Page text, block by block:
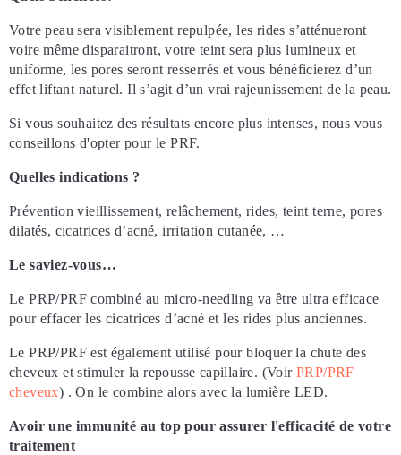
Votre peau sera visiblement repulpée, les rides s’atténueront
voire même disparaitront, votre teint sera plus lumineux et
uniforme, les pores seront resserrés et vous bénéficierez d’un
effet liftant naturel. Il s’agit d’un vrai rajeunissement de la peau.
Si vous souhaitez des résultats encore plus intenses, nous vous
conseillons d'opter pour le PRF.
Quelles indications ?
Prévention vieillissement, relâchement, rides, teint terne, pores
dilatés, cicatrices d’acné, irritation cutanée, …
Le saviez-vous…
Le PRP/PRF combiné au micro-needling va être ultra efficace
pour effacer les cicatrices d’acné et les rides plus anciennes.
Le PRP/PRF est également utilisé pour bloquer la chute des
cheveux et stimuler la repousse capillaire. (Voir PRP/PRF
cheveux) . On le combine alors avec la lumière LED.
Avoir une immunité au top pour assurer l'efficacité de votre
traitement